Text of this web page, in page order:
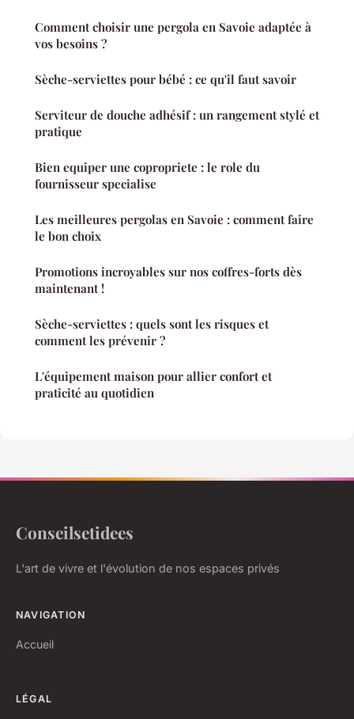
Comment choisir une pergola en Savoie adaptée à
vos besoins ?
Sèche-serviettes pour bébé : ce qu'il faut savoir
Serviteur de douche adhésif : un rangement stylé et
pratique
Bien equiper une copropriete : le role du
fournisseur specialise
Les meilleures pergolas en Savoie : comment faire
le bon choix
Promotions incroyables sur nos coffres-forts dès
maintenant !
Sèche-serviettes : quels sont les risques et
comment les prévenir ?
L'équipement maison pour allier confort et
praticité au quotidien
Conseilsetidees
L'art de vivre et l'évolution de nos espaces privés
NAVIGATION
Accueil
LÉGAL